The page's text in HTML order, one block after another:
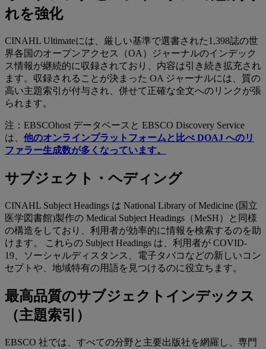
れを強化
CINAHL Ultimateには、厳しい基準で選書された1,398誌の世
界各国のオープンアクセス（OA）ジャーナルのインデック
ス情報が継続的に収録されており、内容は引き続き拡充され
ます。収録されることが決まった OA ジャーナルには、質の
高い主題索引が付与され、併せて正確な全文へのリンクが張
られます。
注：EBSCOhost データベースと EBSCO Discovery Service
は、 他のオンラインプラットフォームと比べ DOAJ へのリ
ファラー生成数が多くなっています。
サブジェクト・ヘディング
CINAHL Subject Headings は National Library of Medicine (国立
医学図書館)製作の Medical Subject Headings（MeSH）と同様
の構造をしており、利用者が効率的に情報を検索するのを助
けます。 これらの Subject Headings は、利用者が COVID-
19、ソーシャルディスタンス、電子タバコなどの新しいコン
セプトや、地域特有の用語を見つけるのに役立ちます。
最高品質のサブジェクトインデックス
（主題索引）
EBSCO 社では、すべての分野と主要出版社を網羅し、専門